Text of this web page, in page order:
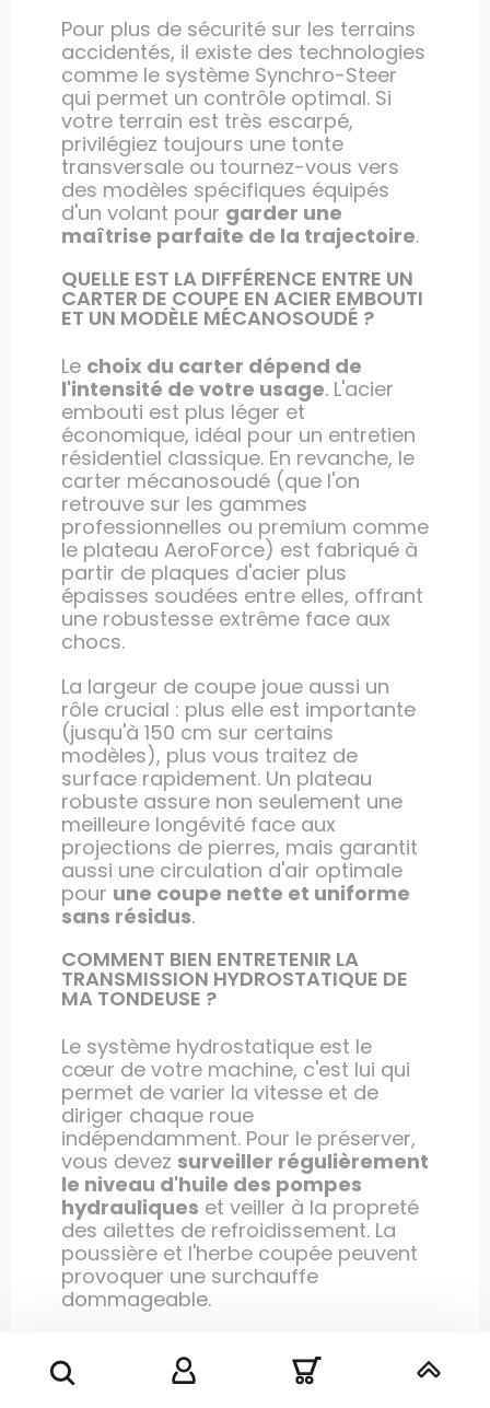
Pour plus de sécurité sur les terrains
accidentés, il existe des technologies
comme le système Synchro-Steer
qui permet un contrôle optimal. Si
votre terrain est très escarpé,
privilégiez toujours une tonte
transversale ou tournez-vous vers
des modèles spécifiques équipés
d'un volant pour garder une
maîtrise parfaite de la trajectoire.
QUELLE EST LA DIFFÉRENCE ENTRE UN
CARTER DE COUPE EN ACIER EMBOUTI
ET UN MODÈLE MÉCANOSOUDÉ ?
Le choix du carter dépend de
l'intensité de votre usage. L'acier
embouti est plus léger et
économique, idéal pour un entretien
résidentiel classique. En revanche, le
carter mécanosoudé (que l'on
retrouve sur les gammes
professionnelles ou premium comme
le plateau AeroForce) est fabriqué à
partir de plaques d'acier plus
épaisses soudées entre elles, offrant
une robustesse extrême face aux
chocs.
La largeur de coupe joue aussi un
rôle crucial : plus elle est importante
(jusqu'à 150 cm sur certains
modèles), plus vous traitez de
surface rapidement. Un plateau
robuste assure non seulement une
meilleure longévité face aux
projections de pierres, mais garantit
aussi une circulation d'air optimale
pour une coupe nette et uniforme
sans résidus.
COMMENT BIEN ENTRETENIR LA
TRANSMISSION HYDROSTATIQUE DE
MA TONDEUSE ?
Le système hydrostatique est le
cœur de votre machine, c'est lui qui
permet de varier la vitesse et de
diriger chaque roue
indépendamment. Pour le préserver,
vous devez surveiller régulièrement
le niveau d'huile des pompes
hydrauliques et veiller à la propreté
des ailettes de refroidissement. La
poussière et l'herbe coupée peuvent
provoquer une surchauffe
dommageable.
l'état des filtres et de traquer la
moindre fuite au niveau des